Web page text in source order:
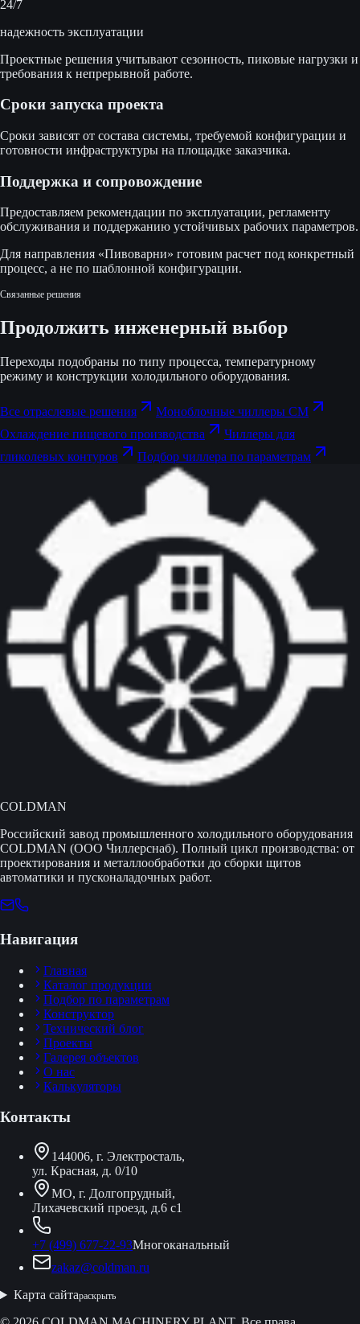
24/7
надежность эксплуатации
Проектные решения учитывают сезонность, пиковые нагрузки и
требования к непрерывной работе.
Сроки запуска проекта
Сроки зависят от состава системы, требуемой конфигурации и
готовности инфраструктуры на площадке заказчика.
Поддержка и сопровождение
Предоставляем рекомендации по эксплуатации, регламенту
обслуживания и поддержанию устойчивых рабочих параметров.
Для направления «Пивоварни» готовим расчет под конкретный
процесс, а не по шаблонной конфигурации.
Связанные решения
Продолжить инженерный выбор
Переходы подобраны по типу процесса, температурному
режиму и конструкции холодильного оборудования.
Все отраслевые решения
Моноблочные чиллеры CM
Охлаждение пищевого производства
Чиллеры для
гликолевых контуров
Подбор чиллера по параметрам
COLDMAN
Российский завод промышленного холодильного оборудования
COLDMAN (ООО Чиллерснаб). Полный цикл производства: от
проектирования и металлообработки до сборки щитов
автоматики и пусконаладочных работ.
Навигация
Главная
Каталог продукции
Подбор по параметрам
Конструктор
Технический блог
Проекты
Галерея объектов
О нас
Калькуляторы
Контакты
144006, г. Электросталь,
ул. Красная, д. 0/10
МО, г. Долгопрудный,
Лихачевский проезд, д.6 с1
+7 (499) 677-22-93Многоканальный
zakaz@coldman.ru
Карта сайтараскрыть